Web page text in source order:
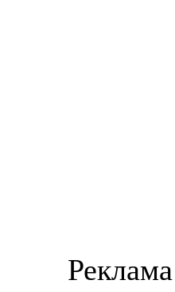
Реклама